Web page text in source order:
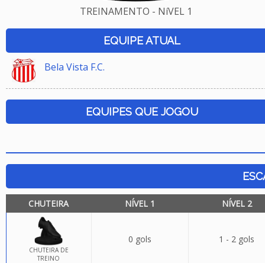
TREINAMENTO - NíVEL 1
EQUIPE ATUAL
Bela Vista F.C.
EQUIPES QUE JOGOU
CHUTEIRA NÍVEL 1 NÍVEL 2
CHUTEIRA DE
TREINO
0 gols 1 - 2 gols